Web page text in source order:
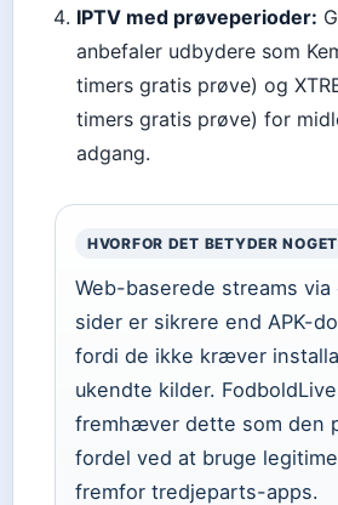
IPTV med prøveperioder:
anbefaler udbydere som
timers gratis prøve) og
timers gratis prøve) for
adgang.
HVORFOR DET BETYDER NOGET
Web-baserede streams
sider er sikrere end APK-
fordi de ikke kræver
ukendte kilder.
fremhæver dette som den
fordel ved at bruge
fremfor tredjeparts-apps.